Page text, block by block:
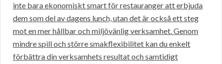
inte bara ekonomiskt smart för restauranger att erbjuda
dem som del av dagens lunch, utan det är också ett steg
mot en mer hållbar och miljövänlig verksamhet. Genom
mindre spill och större smakflexibilitet kan du enkelt
förbättra din verksamhets resultat och samtidigt